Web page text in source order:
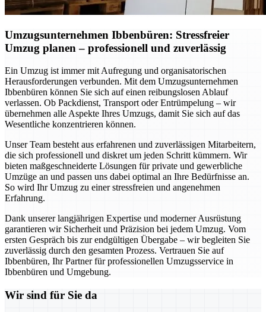
Umzugsunternehmen Ibbenbüren: Stressfreier
Umzug planen – professionell und zuverlässig
Ein Umzug ist immer mit Aufregung und organisatorischen
Herausforderungen verbunden. Mit dem Umzugsunternehmen
Ibbenbüren können Sie sich auf einen reibungslosen Ablauf
verlassen. Ob Packdienst, Transport oder Entrümpelung – wir
übernehmen alle Aspekte Ihres Umzugs, damit Sie sich auf das
Wesentliche konzentrieren können.
Unser Team besteht aus erfahrenen und zuverlässigen Mitarbeitern,
die sich professionell und diskret um jeden Schritt kümmern. Wir
bieten maßgeschneiderte Lösungen für private und gewerbliche
Umzüge an und passen uns dabei optimal an Ihre Bedürfnisse an.
So wird Ihr Umzug zu einer stressfreien und angenehmen
Erfahrung.
Dank unserer langjährigen Expertise und moderner Ausrüstung
garantieren wir Sicherheit und Präzision bei jedem Umzug. Vom
ersten Gespräch bis zur endgültigen Übergabe – wir begleiten Sie
zuverlässig durch den gesamten Prozess. Vertrauen Sie auf
Ibbenbüren, Ihr Partner für professionellen Umzugsservice in
Ibbenbüren und Umgebung.
Wir sind für Sie da